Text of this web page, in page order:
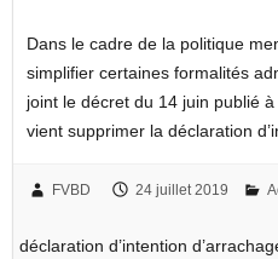
Dans le cadre de la politique
simplifier certaines formalités
joint le décret du 14 juin publié
vient supprimer la déclaration
FVBD 24 juillet 2019
déclaration d’intention